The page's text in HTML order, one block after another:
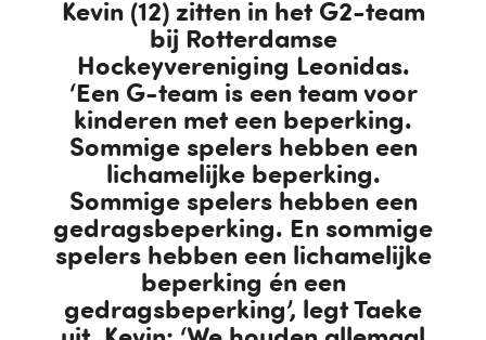
Kevin (12) zitten in het G2-team
bij Rotterdamse
Hockeyvereniging Leonidas.
‘Een G-team is een team voor
kinderen met een beperking.
Sommige spelers hebben een
lichamelijke beperking.
Sommige spelers hebben een
gedragsbeperking. En sommige
spelers hebben een lichamelijke
beperking én een
gedragsbeperking’, legt Taeke